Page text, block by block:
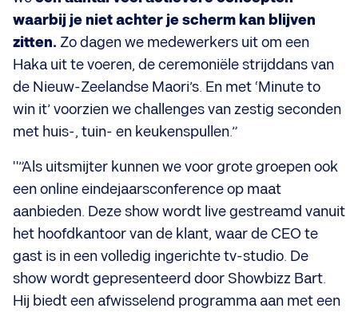
waarbij je niet achter je scherm kan blijven
zitten. Zo dagen we medewerkers uit om een
Haka uit te voeren, de ceremoniële strijddans van
de Nieuw-Zeelandse Maori’s. En met ‘Minute to
win it’ voorzien we challenges van zestig seconden
met huis-, tuin- en keukenspullen.”
"”Als uitsmijter kunnen we voor grote groepen ook
een online eindejaarsconference op maat
aanbieden. Deze show wordt live gestreamd vanuit
het hoofdkantoor van de klant, waar de CEO te
gast is in een volledig ingerichte tv-studio. De
show wordt gepresenteerd door Showbizz Bart.
Hij biedt een afwisselend programma aan met een